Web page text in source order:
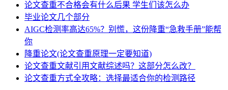
论文查重不合格会有什么后果 学生们该怎么办
毕业论文几个部分
AIGC检测率高达65%？别慌，这份降重“急救手册”能帮
你
降重论文(论文查重原理一定要知道)
论文查重文献引用文献综述吗？这部分怎么改？
论文查重方式全攻略：选择最适合你的检测路径